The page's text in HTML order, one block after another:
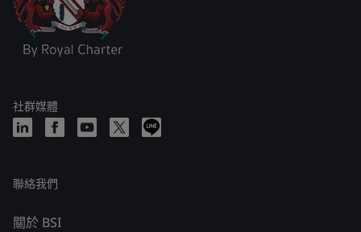
社群媒體
聯絡我們
關於 BSI